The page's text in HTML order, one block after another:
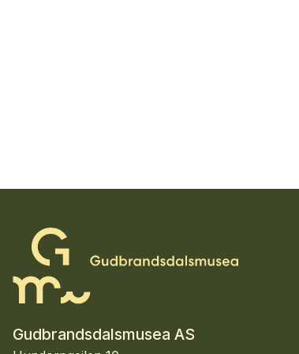
Gudbrandsdalsmusea AS